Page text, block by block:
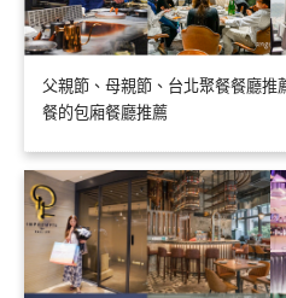
父親節、母親節、台北聚餐餐廳推
餐的包廂餐廳推薦